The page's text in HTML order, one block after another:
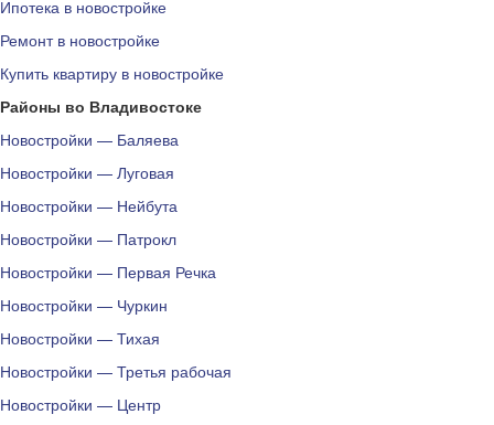
Ипотека в новостройке
Ремонт в новостройке
Купить квартиру в новостройке
Районы во Владивостоке
Новостройки — Баляева
Новостройки — Луговая
Новостройки — Нейбута
Новостройки — Патрокл
Новостройки — Первая Речка
Новостройки — Чуркин
Новостройки — Тихая
Новостройки — Третья рабочая
Новостройки — Центр